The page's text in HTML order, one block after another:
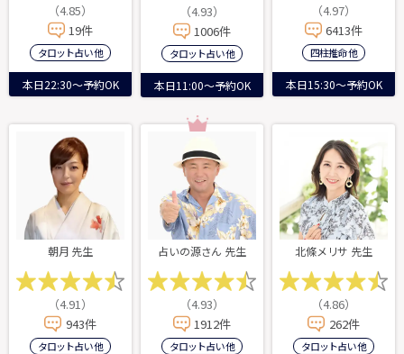
（4.85）
19件
タロット占い 他
本日22:30～予約OK
（4.93）
1006件
タロット占い 他
本日11:00～予約OK
（4.97）
6413件
四柱推命 他
本日15:30～予約OK
朝月 先生
（4.91）
943件
タロット占い 他
占いの源さん 先生
（4.93）
1912件
タロット占い 他
北條メリサ 先生
（4.86）
262件
タロット占い 他